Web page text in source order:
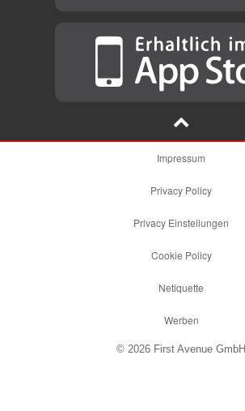
Impressum
Privacy Policy
Privacy Einstellungen
Cookie Policy
Netiquette
Werben
© 2026 First Avenue GmbH